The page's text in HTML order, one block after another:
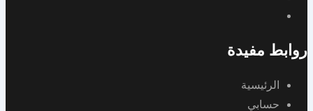
روابط مفيدة
الرئيسية
حسابي